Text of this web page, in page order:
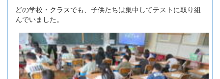
どの学校・クラスでも、子供たちは集中してテストに取り組
んでいました。